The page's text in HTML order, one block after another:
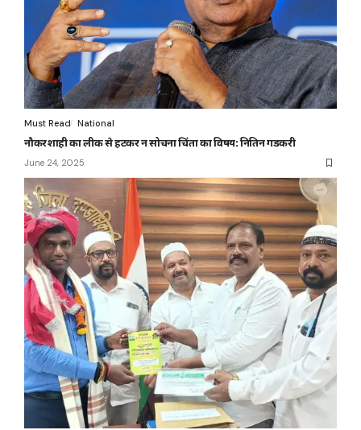
Must Read National
नौकरशाही का लीक से हटकर न सोचना चिंता का विषय: नितिन गडकरी
June 24, 2025